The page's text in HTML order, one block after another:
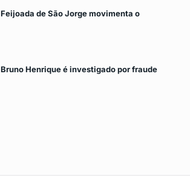
Feijoada de São Jorge movimenta o
Bruno Henrique é investigado por fraude